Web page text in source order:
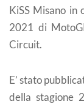
KiSS Misano in
2021 di
Circuit.
E’ stato
della stagione